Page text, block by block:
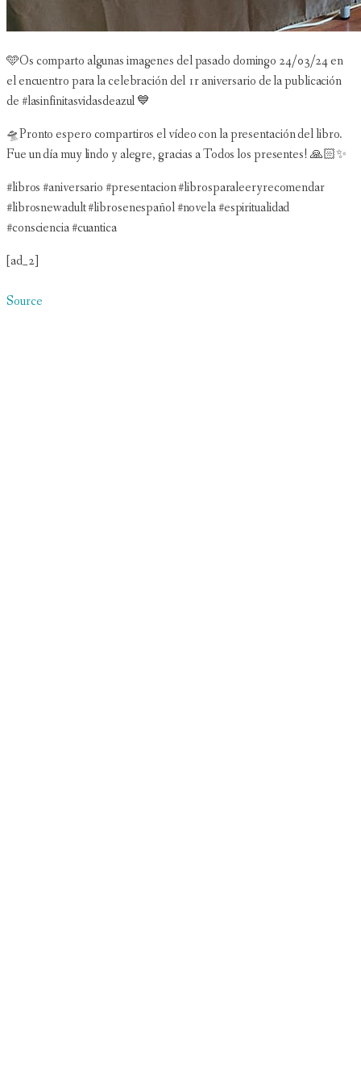
🩵Os comparto algunas imagenes del pasado domingo 24/03/24 en
el encuentro para la celebración del 1r aniversario de la publicación
de #lasinfinitasvidasdeazul 💙
🛸Pronto espero compartiros el vídeo con la presentación del libro.
Fue un día muy lindo y alegre, gracias a Todos los presentes! 🙏🏻✨
#libros #aniversario #presentacion #librosparaleeryrecomendar
#librosnewadult #librosenespañol #novela #espiritualidad
#consciencia #cuantica
[ad_2]
Source